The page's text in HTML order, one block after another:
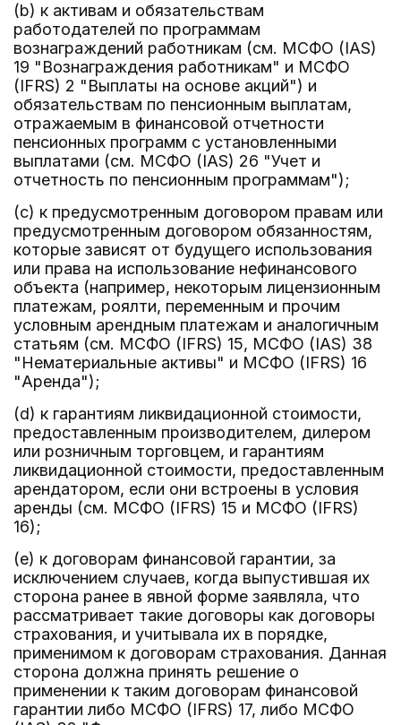
(b) к активам и обязательствам
работодателей по программам
вознаграждений работникам (см. МСФО (IAS)
19 "Вознаграждения работникам" и МСФО
(IFRS) 2 "Выплаты на основе акций") и
обязательствам по пенсионным выплатам,
отражаемым в финансовой отчетности
пенсионных программ с установленными
выплатами (см. МСФО (IAS) 26 "Учет и
отчетность по пенсионным программам");
(c) к предусмотренным договором правам или
предусмотренным договором обязанностям,
которые зависят от будущего использования
или права на использование нефинансового
объекта (например, некоторым лицензионным
платежам, роялти, переменным и прочим
условным арендным платежам и аналогичным
статьям (см. МСФО (IFRS) 15, МСФО (IAS) 38
"Нематериальные активы" и МСФО (IFRS) 16
"Аренда");
(d) к гарантиям ликвидационной стоимости,
предоставленным производителем, дилером
или розничным торговцем, и гарантиям
ликвидационной стоимости, предоставленным
арендатором, если они встроены в условия
аренды (см. МСФО (IFRS) 15 и МСФО (IFRS)
16);
(e) к договорам финансовой гарантии, за
исключением случаев, когда выпустившая их
сторона ранее в явной форме заявляла, что
рассматривает такие договоры как договоры
страхования, и учитывала их в порядке,
применимом к договорам страхования. Данная
сторона должна принять решение о
применении к таким договорам финансовой
гарантии либо МСФО (IFRS) 17, либо МСФО